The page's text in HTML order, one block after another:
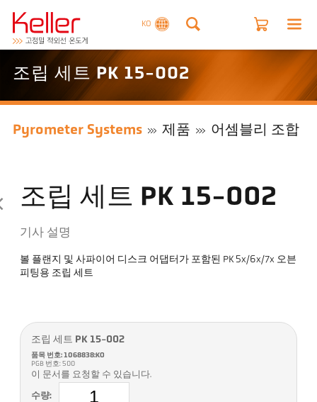
KO
조립 세트 PK 15-002
Pyrometer Systems 제품 어셈블리 조합
조립 세트 PK 15-002
기사 설명
볼 플랜지 및 사파이어 디스크 어댑터가 포함된 PK 5x/6x/7x 오븐
피팅용 조립 세트
조립 세트 PK 15-002
품목 번호: 1068838:KO
PGB 번호: 500
이 문서를 요청할 수 있습니다.
수량: